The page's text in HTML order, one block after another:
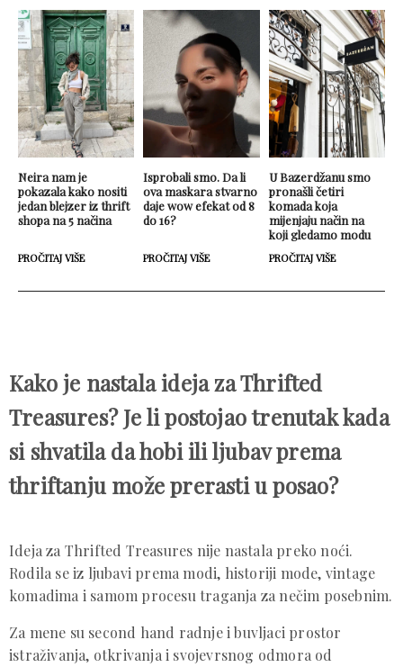
Neira nam je
pokazala kako nositi
jedan blejzer iz thrift
shopa na 5 načina
PROČITAJ VIŠE
Isprobali smo. Da li
ova maskara stvarno
daje wow efekat od 8
do 16?
PROČITAJ VIŠE
U Bazerdžanu smo
pronašli četiri
komada koja
mijenjaju način na
koji gledamo modu
PROČITAJ VIŠE
Kako je nastala ideja za Thrifted
Treasures? Je li postojao trenutak kada
si shvatila da hobi ili ljubav prema
thriftanju može prerasti u posao?
Ideja za Thrifted Treasures nije nastala preko noći.
Rodila se iz ljubavi prema modi, historiji mode, vintage
komadima i samom procesu traganja za nečim posebnim.
Za mene su second hand radnje i buvljaci prostor
istraživanja, otkrivanja i svojevrsnog odmora od